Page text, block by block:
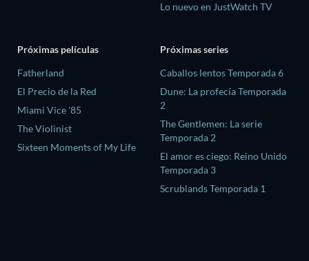
Lo nuevo en JustWatch TV
Próximas películas
Fatherland
El Precio de la Red
Miami Vice '85
The Violinist
Sixteen Moments of My Life
Próximas series
Caballos lentos Temporada 6
Dune: La profecía Temporada
2
The Gentlemen: La serie
Temporada 2
El amor es ciego: Reino Unido
Temporada 3
Scrublands Temporada 1